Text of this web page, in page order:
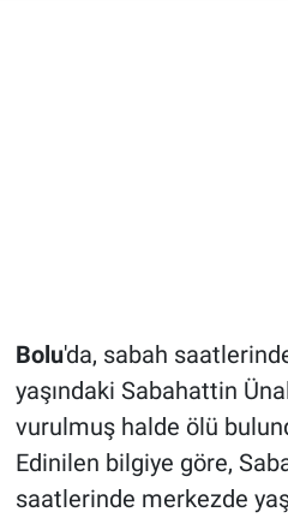
Bolu'da, sabah
yaşındaki Sabahattin
vurulmuş halde ölü
Edinilen bilgiye göre,
saatlerinde merkezde